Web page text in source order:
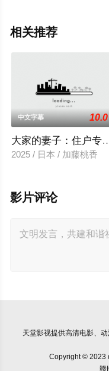
相关推荐
中文字幕 10.0
大家的妻子：住户专
2025 / 日本 / 加藤桃香
影片评论
天堂影视提供高清电影、
Copyright © 2023
赣